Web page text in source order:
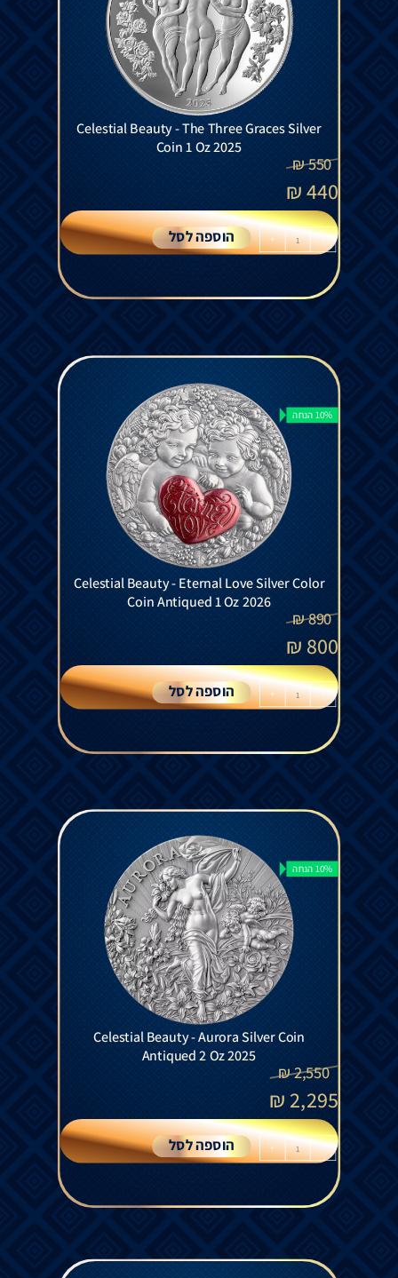
Celestial Beauty - The Three Graces Silver
Coin 1 Oz 2025
550
₪
440
₪
-
+ הוספה לסל
10% הנחה
Celestial Beauty - Eternal Love Silver Color
Coin Antiqued 1 Oz 2026
890
₪
800
₪
-
+ הוספה לסל
10% הנחה
Celestial Beauty - Aurora Silver Coin
Antiqued 2 Oz 2025
2,550
₪
2,295
₪
-
+ הוספה לסל